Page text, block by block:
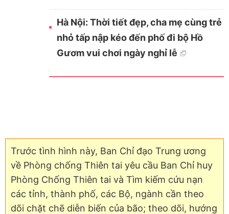
Hà Nội: Thời tiết đẹp, cha mẹ cùng trẻ
nhỏ tấp nập kéo đến phố đi bộ Hồ
Gươm vui chơi ngày nghỉ lễ
Trước tình hình này, Ban Chỉ đạo Trung ương
về Phòng chống Thiên tai yêu cầu Ban Chỉ huy
Phòng Chống Thiên tai và Tìm kiếm cứu nạn
các tỉnh, thành phố, các Bộ, ngành cần theo
dõi chặt chẽ diễn biến của bão; theo dõi, hướng